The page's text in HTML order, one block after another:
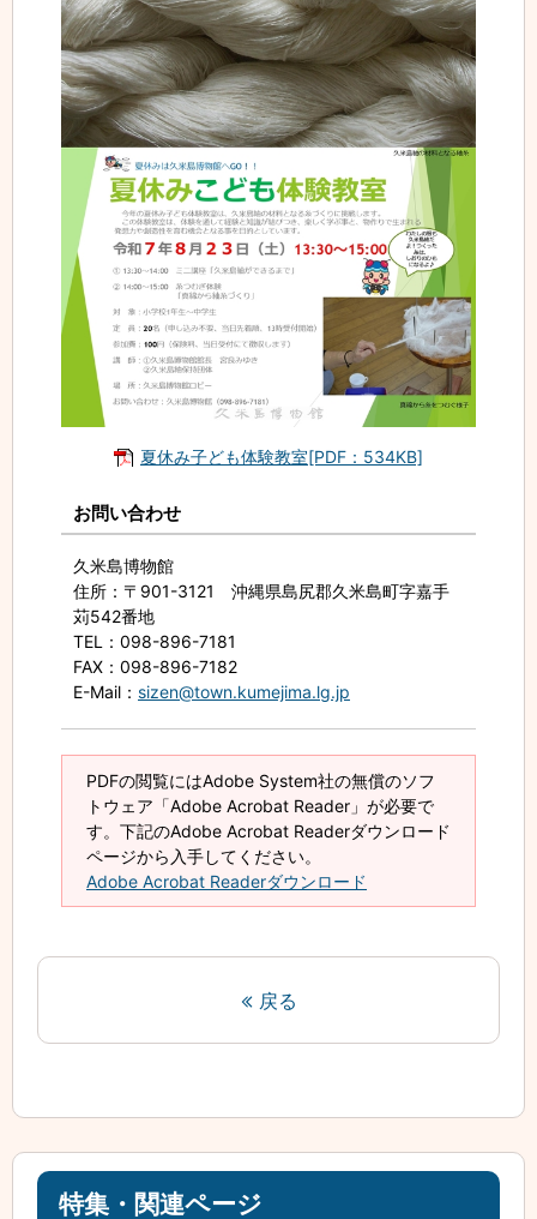
夏休み子ども体験教室[PDF：534KB]
お問い合わせ
久米島博物館
住所 ：〒901-3121 沖縄県島尻郡久米島町字嘉手
苅542番地
TEL
：098-896-7181
FAX ：098-896-7182
E-Mail ： sizen@town.kumejima.lg.jp
PDFの閲覧にはAdobe System社の無償のソフ
トウェア「Adobe Acrobat Reader」が必要で
す。下記のAdobe Acrobat Readerダウンロード
ページから入手してください。
Adobe Acrobat Readerダウンロード
戻る
特集・関連ページ